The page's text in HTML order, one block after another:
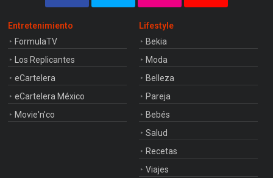
Entretenimiento
FormulaTV
Los Replicantes
eCartelera
eCartelera México
Movie'n'co
Lifestyle
Bekia
Moda
Belleza
Pareja
Bebés
Salud
Recetas
Viajes